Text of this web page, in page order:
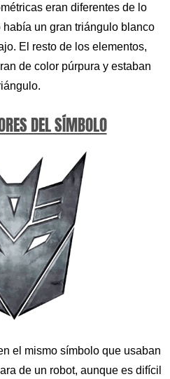
eran diferentes de lo
un gran triángulo blanco
El resto de los elementos,
de color púrpura y estaban
DEL SÍMBOLO
el mismo símbolo que usaban
de un robot, aunque es difícil